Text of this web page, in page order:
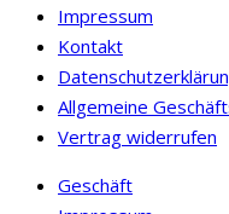
Impressum
Kontakt
Allgemeine
Vertrag widerrufen
Geschäft